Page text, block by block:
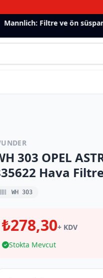
Mannlich: Filtre ve ön
303 OPEL
Hava
WH 303
₺278,30+ KDV
Stokta Mevcut